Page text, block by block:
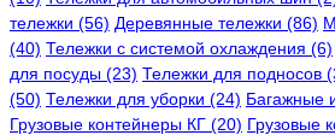
тележки (56) Деревянные тележки (86)
(40) Тележки с системой охлаждения (6)
для посуды (23) Тележки для подносов
(50) Тележки для уборки (24) Багажные
Грузовые контейнеры КГ (20) Грузовые